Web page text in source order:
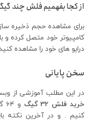
از کجا بفهمیم فلش چند
برای مشاهده حجم ذخیره
درایو های خود را مشاهده
سخن پایانی
در این مطلب آموزشی از
خرید فلش 32 گیگ
کنیم . و در آخرین نکته